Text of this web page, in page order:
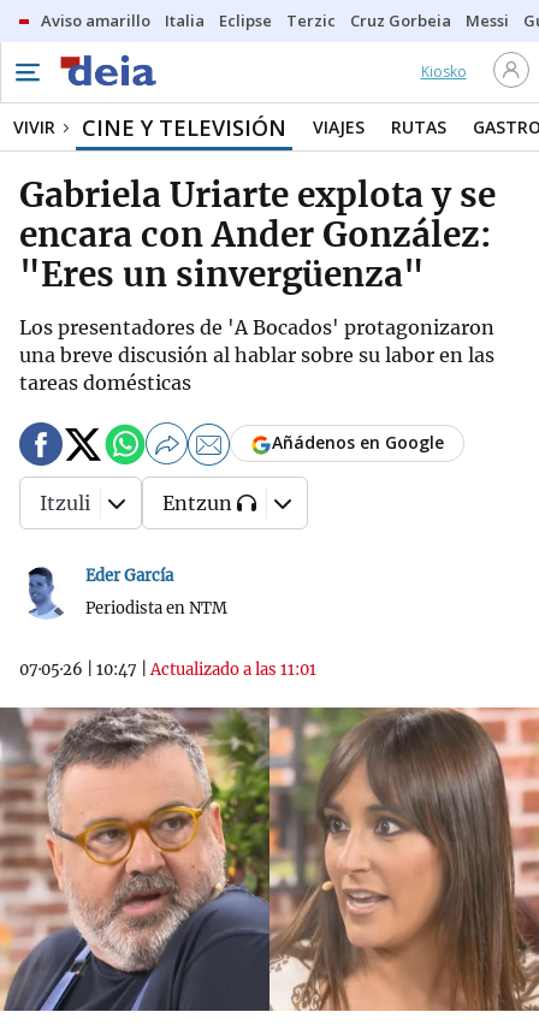
Aviso amarillo Italia Eclipse Terzic Cruz Gorbeia Messi
Kiosko
VIVIR CINE Y TELEVISIÓN VIAJES RUTAS
Gabriela Uriarte explota y se
encara con Ander González:
"Eres un sinvergüenza"
Los presentadores de 'A Bocados' protagonizaron
una breve discusión al hablar sobre su labor en las
tareas domésticas
Eder García
Periodista en NTM
07·05·26 10:47 |Actualizado a las 11:01
Añádenos en Google
Itzuli Entzun